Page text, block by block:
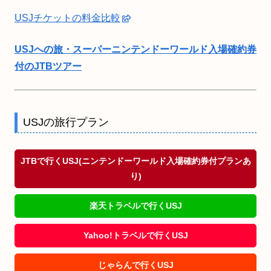
USJチケットの料金比較
USJへの旅・スーパーニンテンドーワールド入場確約券
付のJTBツアー
USJの旅行プラン
JTBで行くUSJ(ニンテンドーワールド入場確約券付プランあ
り)
楽天トラベルで行くUSJ
Yahoo!トラベルで行くUSJ
じゃらんで行くUSJ